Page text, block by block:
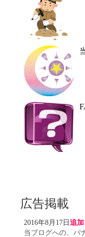
広告掲載
2016年8月17日追
当ブログへの、バ